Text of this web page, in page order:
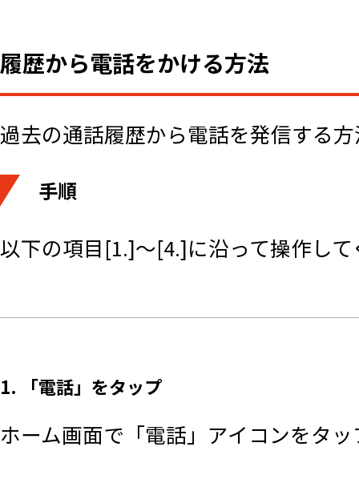
履歴から電話をかける方法
過去の通話履歴から電話を発信する
手順
以下の項目[1.]～[4.]に沿って操作し
1. 「電話」をタップ
ホーム画面で「電話」アイコンをタ